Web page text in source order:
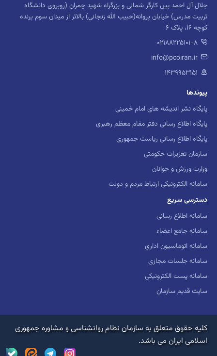
جلال آل احمد بین کارگر شمالی و بزرگراه شهید چمران (روبروی دانشگاه
تربیت مدرس) خیابان پروانه(حبیب الله زنجانی) بالاتر از میدان سوم پرنده
کوچه 16، پلاک 6
02188225101-8
info@pcoiran.ir
۱۴۳۹۹۵۳۱۵۱
پیوندها
پایگاه نشر اندیشه های امام خمینی
پایگاه اطلاع رسانی دفتر مقام معظم رهبری
پایگاه اطلاع رسانی ریاست جمهوری
سازمان تعزیرات حکومتی
وزارت ورزش و جوانان
سامانه الکترونیکی ارتباط مردم و دولت
دسترسی سریع
سامانه اطلاع رسانی
سامانه جامع اعضاء
سامانه اتوماسیون اداری
سامانه جلسات مجازی
سامانه پست الکترونیکی
سایت قدیم سازمان
کلیه حقوق متعلق به سازمان نظام روانشناسی و مشاوره جمهوری
اسلامی ایران می باشد.